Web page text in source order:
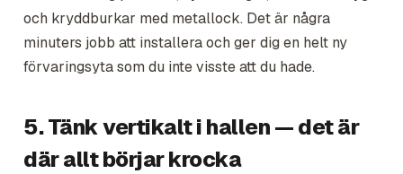
och kryddburkar med metallock. Det är några
minuters jobb att installera och ger dig en helt ny
förvaringsyta som du inte visste att du hade.
5. Tänk vertikalt i hallen — det är
där allt börjar krocka